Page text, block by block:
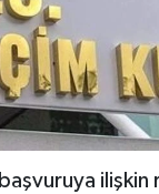
başvuruya